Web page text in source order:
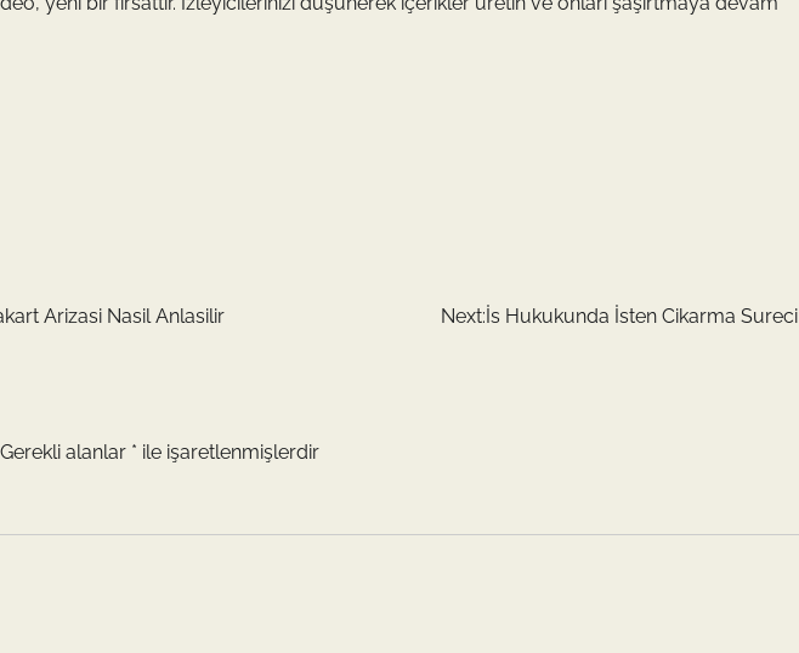
Arizasi Nasil Anlasilir Next:İs Hukukunda İsten Cikarma Sureci
Gerekli alanlar * ile işaretlenmişlerdir